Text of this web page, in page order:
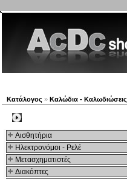
Κατάλογος » Καλώδια - Καλωδιώσεις
Αισθητήρια
Ηλεκτρονόμοι - Ρελέ
Μετασχηματιστές
Διακόπτες